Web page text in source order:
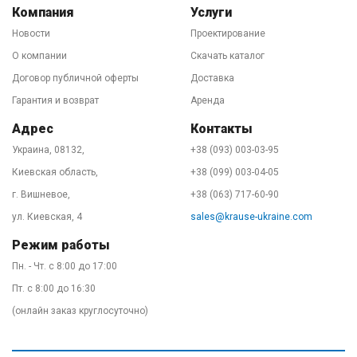
Наибольшая производственная линия стремянок и
лестниц - в Польше. Некоторые модели вышек
производятся в Венгрии. Стандарты качества на любой
производственной линии абсолютно одинаковы.
Более того, подавляющее большинство стремянок и
в Украине) делается именно в Польше, на заводе
KRAUSE в городе Свидница, что под Вроцлавом. И на
полках немецких или австрийских строительных
супермаркетов Вы в 99% случаев встретите именно
лестницу с польского завода. Такую же, как в нашем
представительстве в Украине. И не верьте
"специалистам", любящим рассказывать про разное
качество "тут" и "там". Это - чушь! Мы гордимся нашим
Компания
Новости
О компании
Договор публичной оферты
Гарантия и возврат
Услуги
Проектирование
Скачать каталог
Доставка
Аренда
Адрес
Украина, 08132,
Киевская область,
г. Вишневое,
ул. Киевская, 4
Контакты
+38 (093) 003-03-95
+38 (099) 003-04-05
+38 (063) 717-60-90
sales@krause-ukraine.com
Режим работы
Пн. - Чт. с 8:00 до 17:00
Пт. с 8:00 до 16:30
(онлайн заказ круглосуточно)